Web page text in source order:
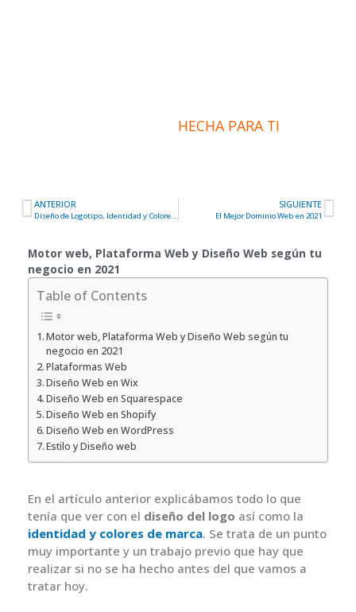
HECHA PARA TI
Ant
ANTERIOR
Diseño de Logotipo, Identidad y Colores de Marca en 2021
SIGUIENTE
El Mejor Dominio Web en 2021
Motor web, Plataforma Web y Diseño Web según tu
negocio en 2021
Table of Contents
Motor web, Plataforma Web y Diseño Web según tu
negocio en 2021
Plataformas Web
Diseño Web en Wix
Diseño Web en Squarespace
Diseño Web en Shopify
Diseño Web en WordPress
Estilo y Diseño web
En el artículo anterior explicábamos todo lo que
tenía que ver con el diseño del logo así como la
identidad y colores de marca. Se trata de un punto
muy importante y un trabajo previo que hay que
realizar si no se ha hecho antes del que vamos a
tratar hoy.